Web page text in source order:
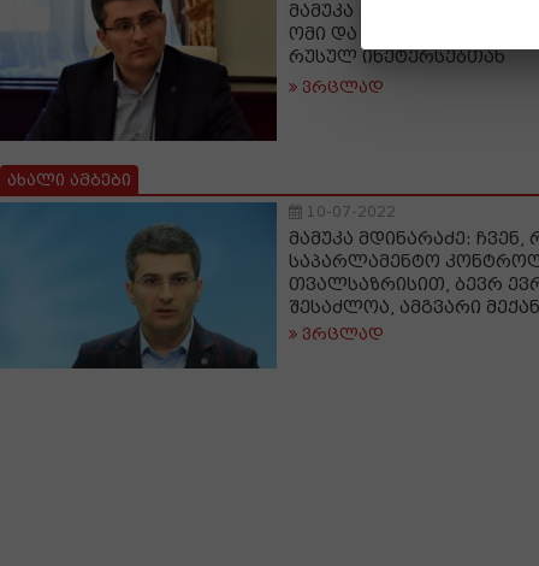
მამუკა მდინარაძე: თუკი
ომი და ქაოსი იყოს,
რუსულ ინეტერსებთან
ვრცლად
ახალი ამბები
10-07-2022
მამუკა მდინარაძე:
საპარლამენტო
თვალსაზრისით, ბევრ
შესაძლოა, ამგვარი
ვრცლად